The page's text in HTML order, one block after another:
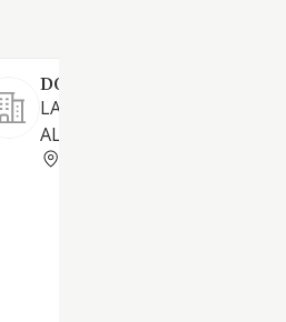
DOMIGARMA SL
LA GENERACION DE
ALTERNATIVAS